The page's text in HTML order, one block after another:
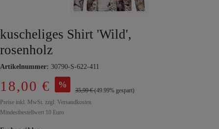
kuscheliges Shirt 'Wild',
rosenholz
Artikelnummer: 30790-S-622-411
18,00 € %
35,99 €(49.99% gespart)
Preise inkl. MwSt. zzgl. Versandkosten
Mindestbestellwert 10 Euro